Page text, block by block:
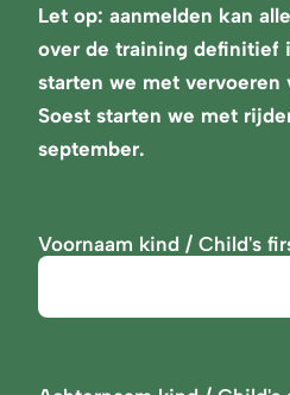
Let op: aanmelden kan
over de training definitief
starten we met vervoeren
Soest starten we met
september.
Voornaam kind / Child's